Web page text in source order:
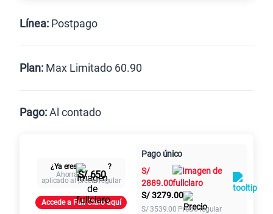
Línea: Postpago
Postpago
Plan: Max Limitado 60.90
Paga solo
75 GBen alta velocidad
S/60.90
Pago:Al contado
Cuotas Claro
intereses
¿Ya eres
?
AhorraS/ 650
aplicado al precio regular
Accede a Full Claro aquí
Pago único
S/
2889.00
S/3279.00
S/3539.00 Precio regular